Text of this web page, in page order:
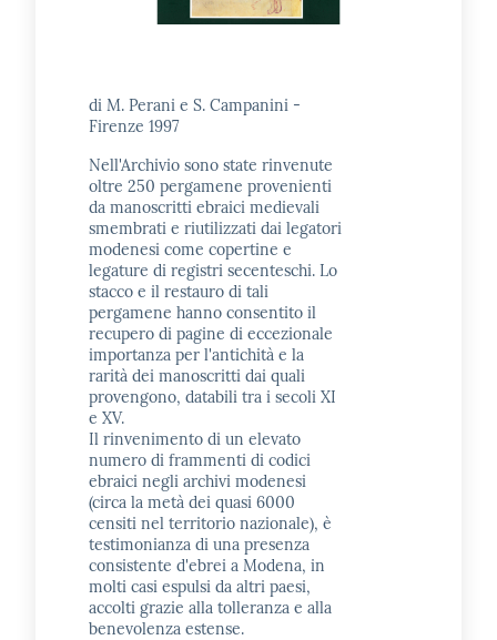
di M. Perani e S. Campanini -
Firenze 1997
Nell'Archivio sono state rinvenute
oltre 250 pergamene provenienti
da manoscritti ebraici medievali
smembrati e riutilizzati dai legatori
modenesi come copertine e
legature di registri secenteschi. Lo
stacco e il restauro di tali
pergamene hanno consentito il
recupero di pagine di eccezionale
importanza per l'antichità e la
rarità dei manoscritti dai quali
provengono, databili tra i secoli XI
e XV.
Il rinvenimento di un elevato
numero di frammenti di codici
ebraici negli archivi modenesi
(circa la metà dei quasi 6000
censiti nel territorio nazionale), è
testimonianza di una presenza
consistente d'ebrei a Modena, in
molti casi espulsi da altri paesi,
accolti grazie alla tolleranza e alla
benevolenza estense.